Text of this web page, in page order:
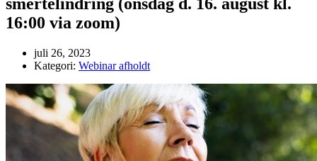
16:00 via zoom)
juli 26, 2023
Kategori: Webinar afholdt